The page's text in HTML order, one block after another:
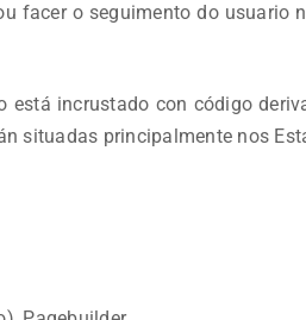
facer o seguimento do usuario
incrustado con código
situadas principalmente nos